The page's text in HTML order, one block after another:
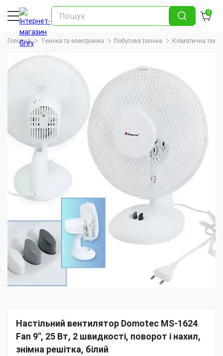
0
Головна Техніка та електроніка Побутова техніка Кліматична
Настільний вентилятор Domotec MS-1624
Fan 9", 25 Вт, 2 швидкості, поворот і нахил,
знімна решітка, білий